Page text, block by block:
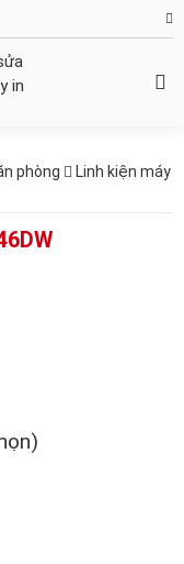
phòng
Linh kiện máy